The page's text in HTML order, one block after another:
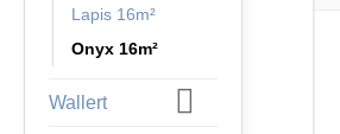
Lapis 16m²
Onyx 16m²
Wallert